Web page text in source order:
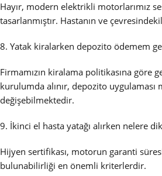
Hayır, modern elektrikli motorlarımız
tasarlanmıştır. Hastanın ve
8. Yatak kiralarken depozito ödemem
Firmamızın kiralama politikasına göre
kurulumda alınır, depozito uygulaması
değişebilmektedir.
9. İkinci el hasta yatağı alırken nelere
Hijyen sertifikası, motorun garanti
bulunabilirliği en önemli kriterlerdir.